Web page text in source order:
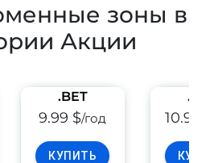
зоны в
Акции
.BET
9.99 $/год
КУПИТЬ
10.99 $